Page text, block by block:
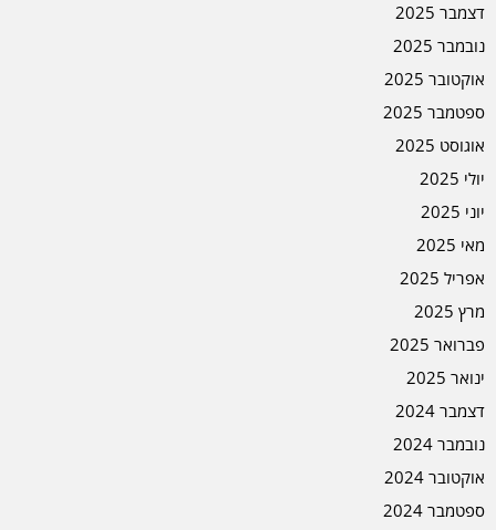
דצמבר 2025
נובמבר 2025
אוקטובר 2025
ספטמבר 2025
אוגוסט 2025
יולי 2025
יוני 2025
מאי 2025
אפריל 2025
מרץ 2025
פברואר 2025
ינואר 2025
דצמבר 2024
נובמבר 2024
אוקטובר 2024
ספטמבר 2024